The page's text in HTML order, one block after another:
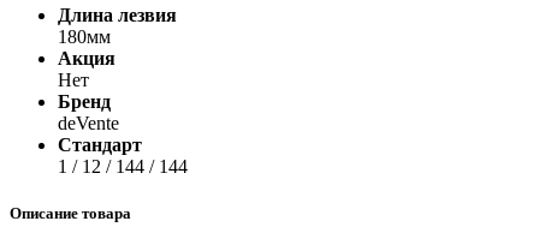
Длина лезвия
180мм
Акция
Нет
Бренд
deVente
Стандарт
1 / 12 / 144 / 144
Описание товара